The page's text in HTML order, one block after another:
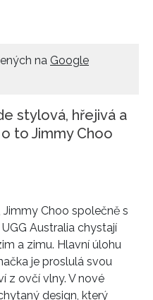
na Google
stylová, hřejivá a
to Jimmy Choo
Choo společně s
Australia chystají
a zimu. Hlavní úlohu
je proslulá svou
z ovčí vlny. V nové
design, který